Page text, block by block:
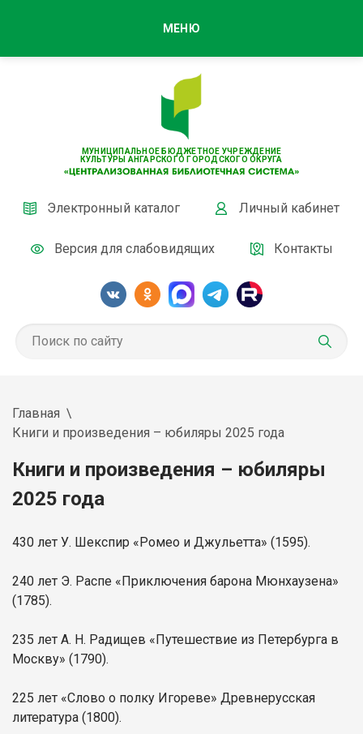
МУНИЦИПАЛЬНОЕ БЮДЖЕТНОЕ УЧРЕЖДЕНИЕ
КУЛЬТУРЫ АНГАРСКОГО ГОРОДСКОГО ОКРУГА
Электронный каталог Личный кабинет
Версия для слабовидящих Контакты
МЕНЮ
Главная
Книги и произведения – юбиляры 2025 года
Книги и произведения – юбиляры
2025 года
430 лет У. Шекспир «Ромео и Джульетта» (1595).
240 лет Э. Распе «Приключения барона Мюнхаузена»
(1785).
235 лет А. Н. Радищев «Путешествие из Петербурга в
Москву» (1790).
225 лет «Слово о полку Игореве» Древнерусская
литература (1800).